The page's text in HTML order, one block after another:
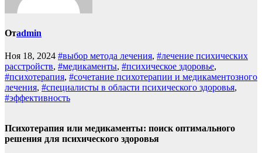
Отadmin
Ноя 18, 2024 #выбор метода лечения, #лечение психических
расстройств, #медикаменты, #психическое здоровье,
#психотерапия, #сочетание психотерапии и медикаментозного
лечения, #специалисты в области психического здоровья,
#эффективность
Психотерапия или медикаменты: поиск оптимального
решения для психического здоровья